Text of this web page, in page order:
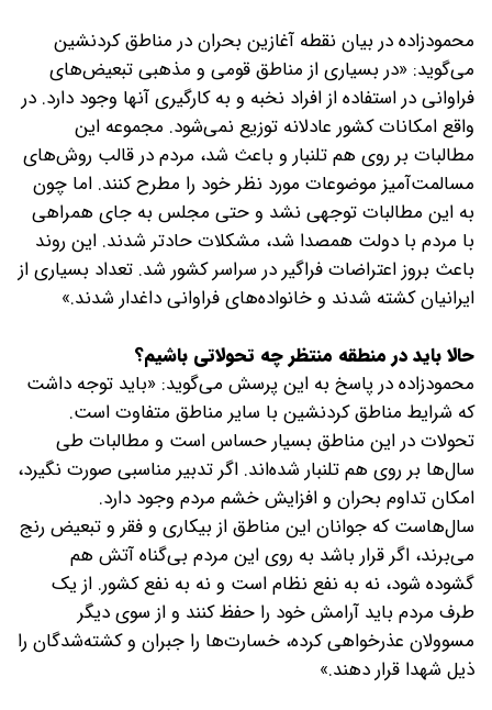
محمودزاده در بیان نقطه آغازین بحران در مناطق کردنشین
می‌گوید: «در بسیاری از مناطق قومی و مذهبی تبعیض‌های
فراوانی در استفاده از افراد نخبه و به کارگیری آنها وجود دارد. در
واقع امکانات کشور عادلانه توزیع نمی‌شود. مجموعه این
مطالبات بر روی هم تلنبار و باعث شد، مردم در قالب روش‌های
مسالمت‌آمیز موضوعات مورد نظر خود را مطرح کنند. اما چون
به این مطالبات توجهی نشد و حتی مجلس به جای همراهی
با مردم با دولت همصدا شد، مشکلات حادتر شدند. این روند
باعث بروز اعتراضات فراگیر در سراسر کشور شد. تعداد بسیاری از
ایرانیان کشته شدند و خانواده‌های فراوانی داغدار شدند.»
حالا باید در منطقه منتظر چه تحولاتی باشیم؟
محمودزاده در پاسخ به این پرسش می‌گوید: «باید توجه داشت
که شرایط مناطق کردنشین با سایر مناطق متفاوت است.
تحولات در این مناطق بسیار حساس است و مطالبات طی
سال‌ها بر روی هم تلنبار شده‌اند. اگر تدبیر مناسبی صورت نگیرد،
امکان تداوم بحران و افزایش خشم مردم وجود دارد.
سال‌هاست که جوانان این مناطق از بیکاری و فقر و تبعیض رنج
می‌برند، اگر قرار باشد به روی این مردم بی‌گناه آتش هم
گشوده شود، نه به نفع نظام است و نه به نفع کشور. از یک
طرف مردم باید آرامش خود را حفظ کنند و از سوی دیگر
مسوولان عذرخواهی کرده، خسارت‌ها را جبران و کشته‌شدگان را
ذیل شهدا قرار دهند.»